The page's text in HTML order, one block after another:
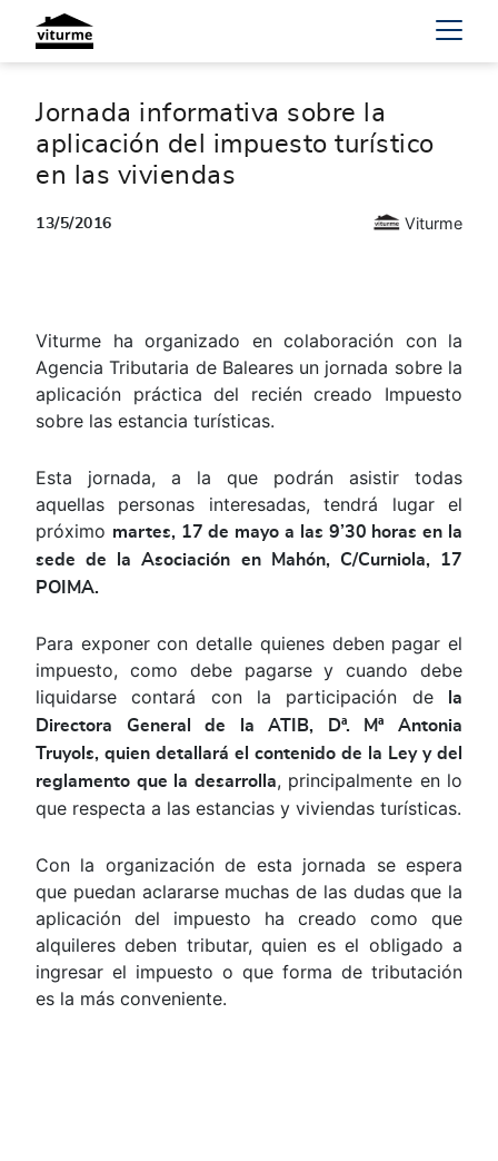
Jornada informativa sobre la
aplicación del impuesto turístico
en las viviendas
13/5/2016 Viturme
Viturme ha organizado en colaboración con la
Agencia Tributaria de Baleares un jornada sobre la
aplicación práctica del recién creado Impuesto
sobre las estancia turísticas.
Esta jornada, a la que podrán asistir todas
aquellas personas interesadas, tendrá lugar el
próximo martes, 17 de mayo a las 9’30 horas en la
sede de la Asociación en Mahón, C/Curniola, 17
POIMA.
Para exponer con detalle quienes deben pagar el
impuesto, como debe pagarse y cuando debe
liquidarse contará con la participación de
la
Directora General de la ATIB, Dª. Mª Antonia
Truyols, quien detallará el contenido de la Ley y del
reglamento que la desarrolla, principalmente en lo
que respecta a las estancias y viviendas turísticas.
Con la organización de esta jornada se espera
que puedan aclararse muchas de las dudas que la
aplicación del impuesto ha creado como que
alquileres deben tributar, quien es el obligado a
ingresar el impuesto o que forma de tributación
es la más conveniente.